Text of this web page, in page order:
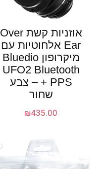
אוזניות קשת Over
Ear אלחוטיות עם
מיקרופון Bluedio
UFO2 Bluetooth
+ PPS – צבע
שחור
₪435.00